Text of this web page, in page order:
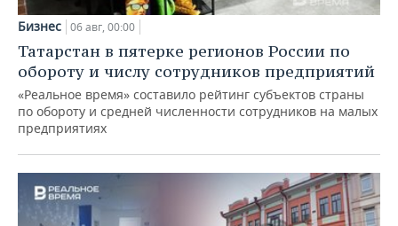
Бизнес 06 авг, 00:00
Татарстан в пятерке регионов России по
обороту и числу сотрудников предприятий
«Реальное время» составило рейтинг субъектов страны
по обороту и средней численности сотрудников на малых
предприятиях